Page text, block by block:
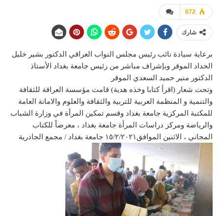
672
شارك
برعاية سيادة نائب رئيس مجلس النواب العراقي الدكتور بشير خليل
الحداد الموقر وبإشراف مباشر من رئيس جامعة بغداد الأستاذ
الدكتور منير حميد السعدي الموقر
وتحت شعار (اقرأ كتابا وخذه هدية) قامت مؤسسة العراقة للثقافة
والتنمية و المنظمة العربية للتربية والثقافة والعلوم والامانة العامة
للمكتبة المركزية جامعة بغداد وقسم تمكين المرأة في وزارة الشباب
والرياضة ومركز دراسات المرأة جامعة بغداد ، معرضاً للكتاب
المجاني ، الاثنين الموافق١٥/٢/٢٠٢١ جامعة بغداد / مجمع الجادرية